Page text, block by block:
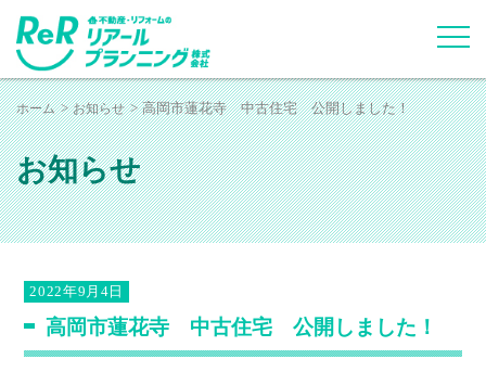
ホーム お知らせ 高岡市蓮花寺 中古住宅 公開しました！
お知らせ
2022年9月4日
高岡市蓮花寺 中古住宅 公開しました！